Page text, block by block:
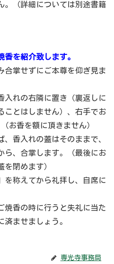
。（詳細については別途書籍
を紹介致します。
合掌せずにご本尊を仰ぎ見ま
入れの右隣に置き（裏返しに
ことはしません）、右手でお
お香を額に頂きません）
、香入れの蓋はそのままで、
ら、合掌します。（最後にお
閉めます）
を称えてから礼拝し、自席に
香の時に行うと失礼に当た
済ませましょう。
専光寺事務局